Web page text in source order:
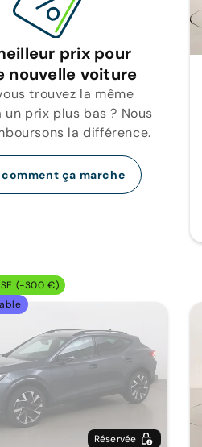
prix pour
nouvelle voiture
trouvez la même
un prix plus bas ? Nous
la différence.
ça marche
(-300 €)
Réservée